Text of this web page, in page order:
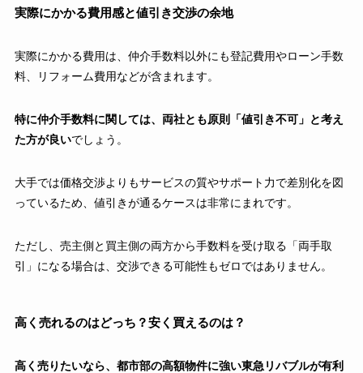
実際にかかる費用感と値引き交渉の余地
実際にかかる費用は、仲介手数料以外にも登記費用やローン手数
料、リフォーム費用などが含まれます。
特に仲介手数料に関しては、両社とも原則「値引き不可」と考え
た方が良いでしょう。
大手では価格交渉よりもサービスの質やサポート力で差別化を図
っているため、値引きが通るケースは非常にまれです。
ただし、売主側と買主側の両方から手数料を受け取る「両手取
引」になる場合は、交渉できる可能性もゼロではありません。
高く売れるのはどっち？安く買えるのは？
高く売りたいなら、都市部の高額物件に強い東急リバブルが有利